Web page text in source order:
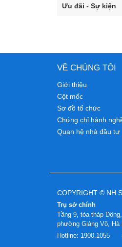
Ưu đãi - Sự kiện
VỀ CHÚNG TÔI
Giới thiệu
Cột mốc
Sơ đồ tổ chức
Chứng chỉ hành
Quan hệ nhà đầu tư
COPYRIGHT © NH
Trụ sở chính
Tầng 9, tòa tháp
phường Giảng Võ, Hà
Hotline: 1900.1055